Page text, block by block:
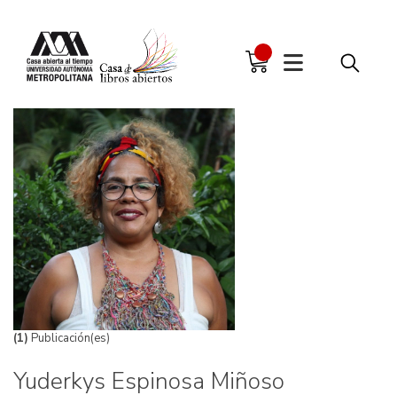
(1) Publicación(es)
Yuderkys Espinosa Miñoso